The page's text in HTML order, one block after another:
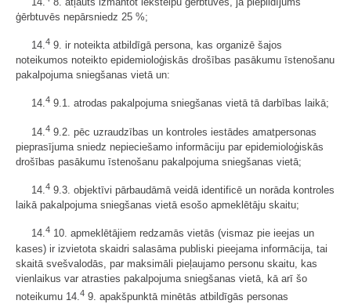
ģērbtuvēs nepārsniedz 25 %;
14.4 9. ir noteikta atbildīgā persona, kas organizē šajos
noteikumos noteikto epidemioloģiskās drošības pasākumu īstenošanu
pakalpojuma sniegšanas vietā un:
14.4 9.1. atrodas pakalpojuma sniegšanas vietā tā darbības laikā;
14. 4 9.2. pēc uzraudzības un kontroles iestādes amatpersonas
pieprasījuma sniedz nepieciešamo informāciju par epidemioloģiskās
drošības pasākumu īstenošanu pakalpojuma sniegšanas vietā;
14.4 9.3. objektīvi pārbaudāmā veidā identificē un norāda kontroles
laikā pakalpojuma sniegšanas vietā esošo apmeklētāju skaitu;
14.4 10. apmeklētājiem redzamās vietās (vismaz pie ieejas un
kases) ir izvietota skaidri salasāma publiski pieejama informācija, tai
skaitā svešvalodās, par maksimāli pieļaujamo personu skaitu, kas
vienlaikus var atrasties pakalpojuma sniegšanas vietā, kā arī šo
noteikumu 14. 4 9. apakšpunktā minētās atbildīgās personas